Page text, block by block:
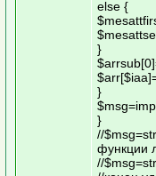
else {
}
}
}
//
функции
//